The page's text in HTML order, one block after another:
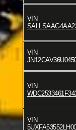
VIN
VIN
VIN
VIN